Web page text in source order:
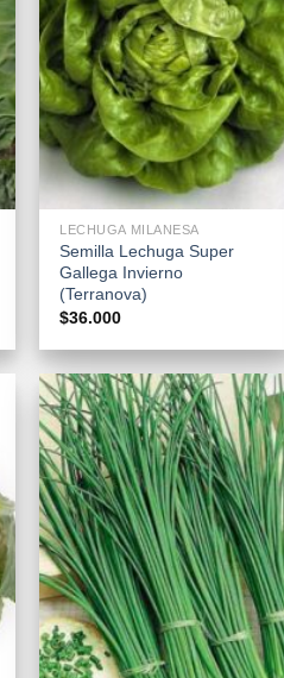
+
LECHUGA MILANESA
Semilla Lechuga Super
Gallega Invierno
(Terranova)
$36.000